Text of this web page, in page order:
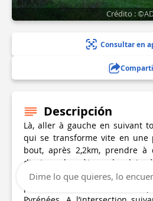
Crédito :
Consultar en
Descripción
Là, aller à gauche en suivant
qui se transforme vite en une
bout, après 2,2km, prendre à
dizaines de mètres plus loin,
d’Ostabat. On rejoint alors
passe au milieu des brebis et
Dime lo que quieres, lo